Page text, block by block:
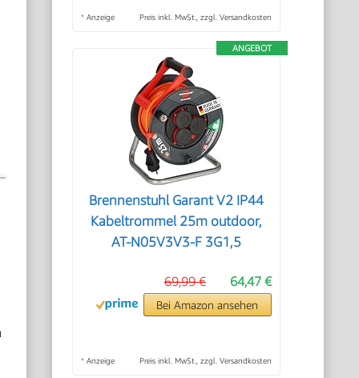
* Anzeige Preis inkl. MwSt., zzgl. Versandkosten
ANGEBOT
Brennenstuhl Garant V2 IP44
Kabeltrommel 25m outdoor,
AT-N05V3V3-F 3G1,5
64,47 €
69,99 €
Bei Amazon ansehen
* Anzeige Preis inkl. MwSt., zzgl. Versandkosten